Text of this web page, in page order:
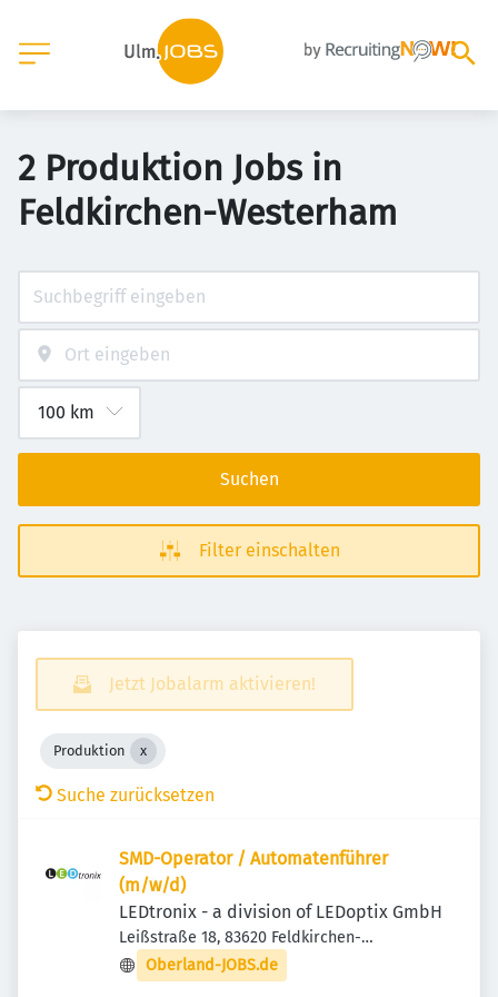
2 Produktion Jobs in
Feldkirchen-Westerham
Suchen
Filter einschalten
Jetzt Jobalarm aktivieren!
Produktion
Suche zurücksetzen
SMD-Operator / Automatenführer
(m/w/d)
LEDtronix - a division of LEDoptix GmbH
Leißstraße 18, 83620 Feldkirchen-
Westerham, Deutschland
Oberland-JOBS.de